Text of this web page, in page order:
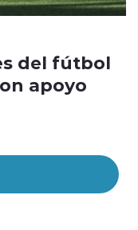
del fútbol
apoyo